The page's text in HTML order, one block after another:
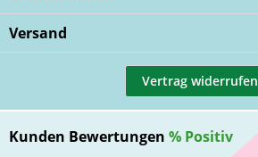
Versand
Vertrag widerrufen
Kunden Bewertungen % Positiv